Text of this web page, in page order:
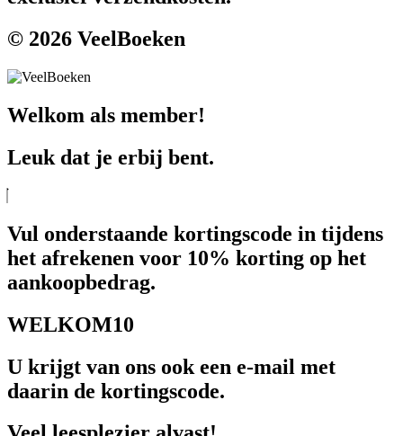
© 2026 VeelBoeken
Welkom als member!
Leuk dat je erbij bent.
Vul onderstaande kortingscode in tijdens
het afrekenen voor 10% korting op het
aankoopbedrag.
WELKOM10
U krijgt van ons ook een e-mail met
daarin de kortingscode.